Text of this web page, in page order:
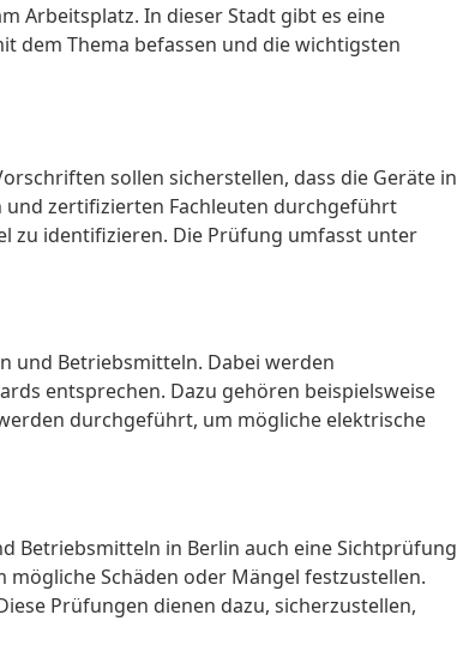
Arbeitsplatz. In dieser Stadt gibt es eine
dem Thema befassen und die wichtigsten
sollen sicherstellen, dass die Geräte in
zertifizierten Fachleuten durchgeführt
zu identifizieren. Die Prüfung umfasst unter
und Betriebsmitteln. Dabei werden
entsprechen. Dazu gehören beispielsweise
durchgeführt, um mögliche elektrische
Betriebsmitteln in Berlin auch eine Sichtprüfung
Schäden oder Mängel festzustellen.
Prüfungen dienen dazu, sicherzustellen,